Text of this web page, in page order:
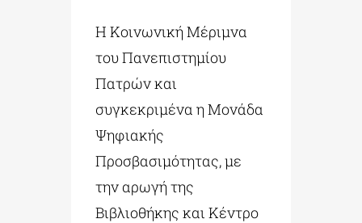
Η Κοινωνική Μέριμνα
του Πανεπιστημίου
Πατρών και
συγκεκριμένα η Μονάδα
Ψηφιακής
Προσβασιμότητας, με
την αρωγή της
Βιβλιοθήκης και Κέντρο